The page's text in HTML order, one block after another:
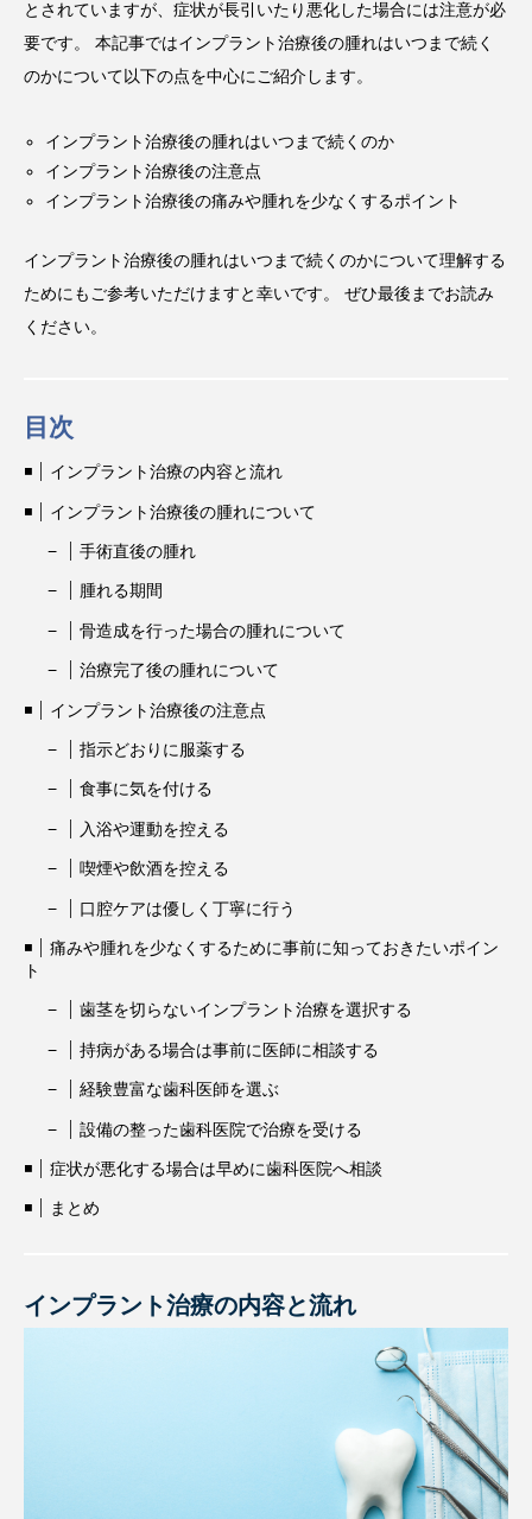
とされていますが、症状が長引いたり悪化した場合には注意が必
要です。 本記事ではインプラント治療後の腫れはいつまで続く
のかについて以下の点を中心にご紹介します。
インプラント治療後の腫れはいつまで続くのか
インプラント治療後の注意点
インプラント治療後の痛みや腫れを少なくするポイント
インプラント治療後の腫れはいつまで続くのかについて理解する
ためにもご参考いただけますと幸いです。 ぜひ最後までお読み
ください。
目次
インプラント治療の内容と流れ
インプラント治療後の腫れについて
手術直後の腫れ
腫れる期間
骨造成を行った場合の腫れについて
治療完了後の腫れについて
インプラント治療後の注意点
指示どおりに服薬する
食事に気を付ける
入浴や運動を控える
喫煙や飲酒を控える
口腔ケアは優しく丁寧に行う
痛みや腫れを少なくするために事前に知っておきたいポイン
ト
歯茎を切らないインプラント治療を選択する
持病がある場合は事前に医師に相談する
経験豊富な歯科医師を選ぶ
設備の整った歯科医院で治療を受ける
症状が悪化する場合は早めに歯科医院へ相談
まとめ
インプラント治療の内容と流れ